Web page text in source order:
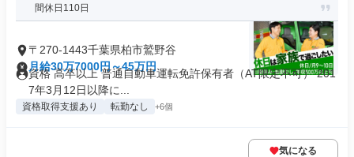
間休日110日
〒270-1443千葉県柏市鷲野谷
月給30万7000円～45万円
資格 高卒以上 普通自動車運転免許保有者（AT限定不可） 201
7年3月12日以降に...
資格取得支援あり 転勤なし +6個
気になる